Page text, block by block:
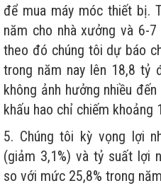
để mua máy móc thiết bị.
năm cho nhà xưởng và 6-
theo đó chúng tôi dự báo
trong năm nay lên 18,8 tỷ
không ảnh hưởng nhiều
khấu hao chỉ chiếm khoảng
5. Chúng tôi kỳ vọng lợi
(giảm 3,1%) và tỷ suất lợi
so với mức 25,8% trong